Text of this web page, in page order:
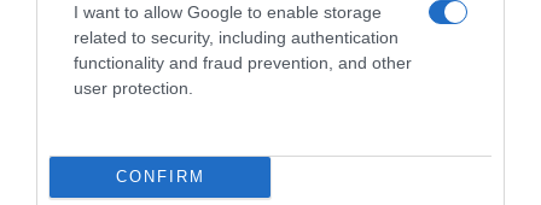
I want to allow Google to enable storage
related to security, including authentication
functionality and fraud prevention, and other
user protection.
CONFIRM
Θωρακίζεται η περιοχή απέναντι σε
πλημμυρικά φαινόμενα (βίντεο)
Από τη Λεωφόρο Θησέως έως την οδό Καποδιστρίου